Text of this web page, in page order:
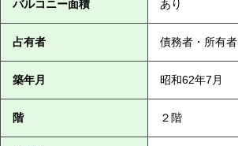
バルコニー面積 あり
占有者 債務者・所有者
築年月 昭和62年7月
階 ２階